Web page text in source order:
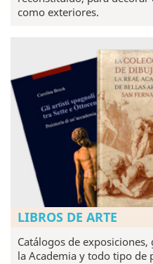
como exteriores.
LIBROS DE ARTE
Catálogos de
la Academia y todo tipo de